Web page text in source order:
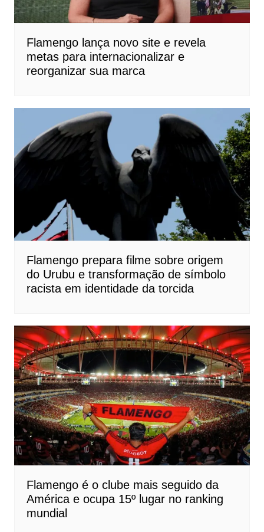
Flamengo lança novo site e revela
metas para internacionalizar e
reorganizar sua marca
Flamengo prepara filme sobre origem
do Urubu e transformação de símbolo
racista em identidade da torcida
Flamengo é o clube mais seguido da
América e ocupa 15º lugar no ranking
mundial